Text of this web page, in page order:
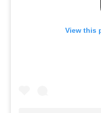
View this